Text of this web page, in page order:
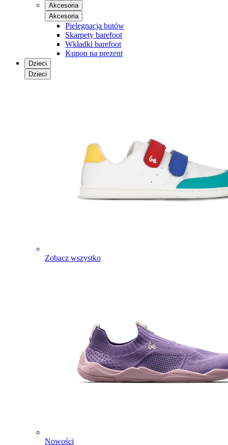
Akcesoria
Akcesoria
Pielęgnacja butów
Skarpety barefoot
Wkładki barefoot
Kupon na prezent
Dzieci
Dzieci
Zobacz wszystko
Nowości